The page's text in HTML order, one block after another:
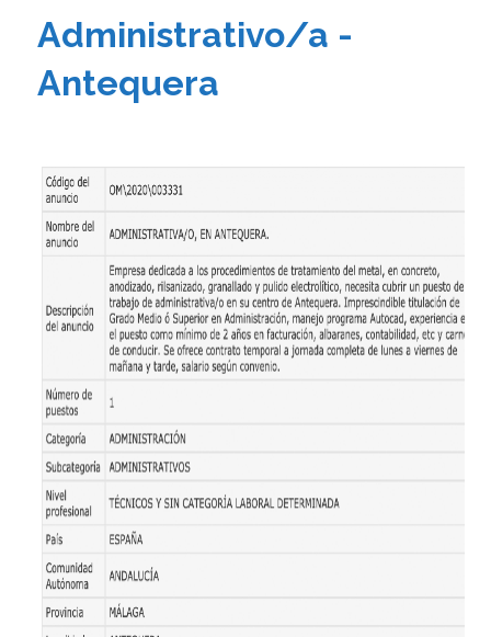
Administrativo/a -
Antequera